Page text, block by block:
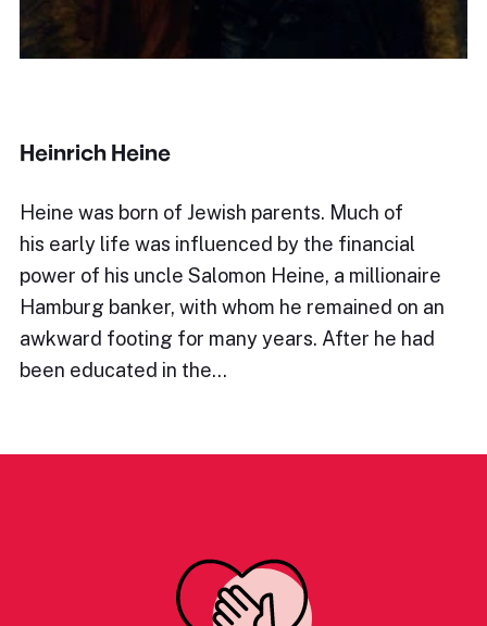
Heinrich Heine
Heine was born of Jewish parents. Much of
his early life was influenced by the financial
power of his uncle Salomon Heine, a millionaire
Hamburg banker, with whom he remained on an
awkward footing for many years. After he had
been educated in the…